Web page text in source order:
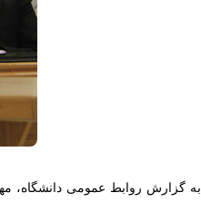
به گزارش روابط عمومی دانشگاه،